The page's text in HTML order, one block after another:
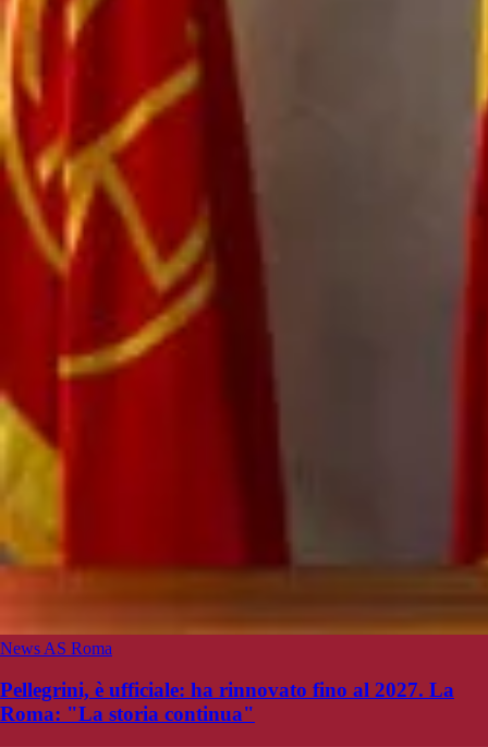
News AS Roma
Pellegrini, è ufficiale: ha rinnovato fino al 2027. La
Roma: "La storia continua"